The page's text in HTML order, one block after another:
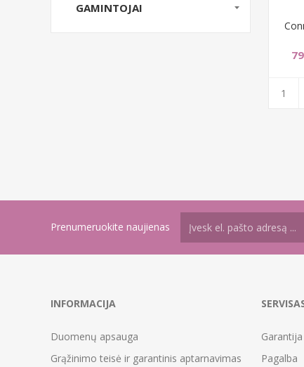
GAMINTOJAI
Prenumeruokite naujienas
INFORMACIJA
Duomenų apsauga
Grąžinimo teisė ir garantinis aptarnavimas
Garantija
Pagalba